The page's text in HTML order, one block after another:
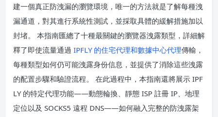
建一個真正防洩漏的瀏覽環境，唯一的方法就是了解每種洩
漏通道，對其進行系統性測試，並採取具體的緩解措施加以
封堵。 本指南匯總了十種最關鍵的瀏覽器洩露類型，詳細解
釋了即使流量通過 IPFLY 的住宅代理和數據中心代理傳輸，
每種類型如何仍可能洩露身份信息，並提供了消除這些洩露
的配置步驟和驗證流程。 在此過程中，本指南還將展示 IPF
LY 的特定代理功能——動態輪換、靜態 ISP 註冊 IP、地理
定位以及 SOCKS5 遠程 DNS——如何融入完整的防洩露架